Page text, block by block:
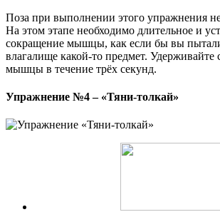
Поза при выполнении этого упражнения
На этом этапе необходимо длительное и
сокращение мышцы, как если бы вы
влагалище какой-то предмет. Удерживайте
мышцы в течение трёх секунд.
Упражнение №4 – «Тяни-толкай»